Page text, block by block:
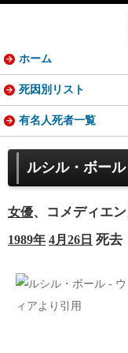
ルシル・ボール
女優、コメディエン
1989年 4月26日 死去
ホーム
死因別リスト
有名人死者一覧